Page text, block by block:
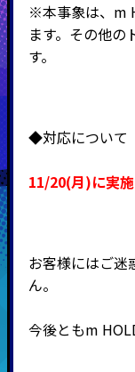
※本事象は、 m
ます。その他の
す。
◆対応について
11/20(月)に実施
お客様にはご迷
ん。
今後ともm